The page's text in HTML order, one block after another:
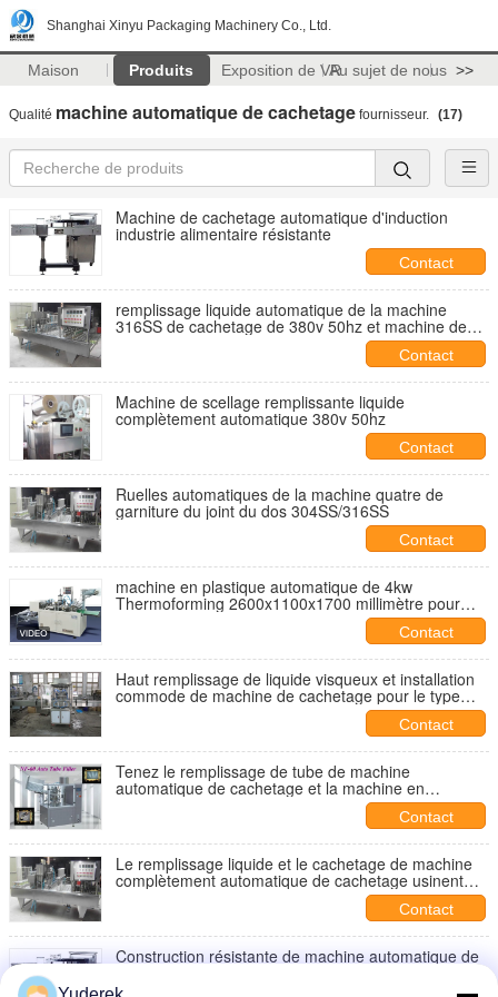
Shanghai Xinyu Packaging Machinery Co., Ltd.
Maison Produits Exposition de VRAu sujet de nous >>
Qualité machine automatique de cachetage fournisseur. (17)
Machine de cachetage automatique d'induction
industrie alimentaire résistante
Contact
remplissage liquide automatique de la machine
316SS de cachetage de 380v 50hz et machine de
Contact
Machine de scellage remplissante liquide
complètement automatique 380v 50hz
Contact
Ruelles automatiques de la machine quatre de
garniture du joint du dos 304SS/316SS
Contact
machine en plastique automatique de 4kw
Thermoforming 2600x1100x1700 millimètre pour
Contact
Haut remplissage de liquide visqueux et installation
commode de machine de cachetage pour le type
Contact
Tenez le remplissage de tube de machine
automatique de cachetage et la machine en
Contact
Le remplissage liquide et le cachetage de machine
complètement automatique de cachetage usinent
Contact
Construction résistante de machine automatique de